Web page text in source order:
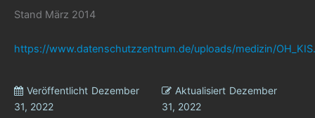
Stand März 2014
https://www.datenschutzzentrum.de/uploads/medizin/
Veröffentlicht Dezember
31, 2022
Aktualisiert Dezember
31, 2022